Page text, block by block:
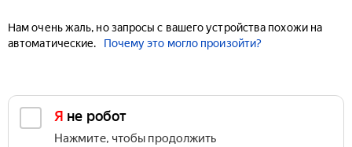
Нам очень жаль, но запросы с вашего устройства похожи на
автоматические.
Почему это могло произойти?
Я не робот
Нажмите, чтобы продолжить